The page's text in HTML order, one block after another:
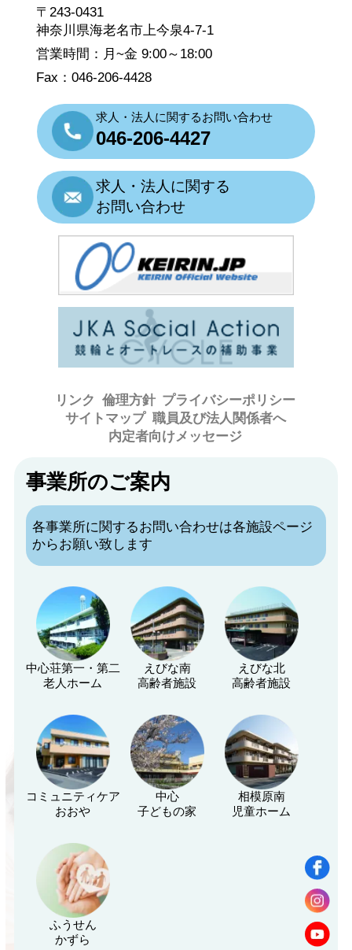
〒243-0431
神奈川県海老名市上今泉4-7-1
営業時間：月~金 9:00～18:00
Fax：046-206-4428
求人・法人に関するお問い合わせ
046-206-4427
求人・法人に関する
お問い合わせ
リンク 倫理方針 プライバシーポリシー
サイトマップ 職員及び法人関係者へ
内定者向けメッセージ
事業所のご案内
各事業所に関するお問い合わせは各施設ページ
からお願い致します
中心荘第一・第二
老人ホーム
えびな南
高齢者施設
えびな北
高齢者施設
コミュニティケア
おおや
中心
子どもの家
相模原南
児童ホーム
ふうせん
かずら